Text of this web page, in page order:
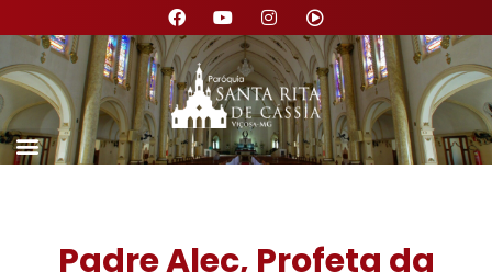
Padre Alec, Profeta da